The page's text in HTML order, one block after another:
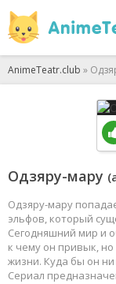
AnimeTeatr.club »
Одзяру-мару
Одзяру-мару
эльфов, который
Сегодняшний мир и
к чему он привык,
жизни. Куда бы он
Сериал